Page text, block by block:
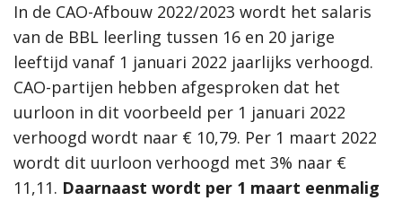
In de CAO-Afbouw 2022/2023 wordt het salaris
van de BBL leerling tussen 16 en 20 jarige
leeftijd vanaf 1 januari 2022 jaarlijks verhoogd.
CAO-partijen hebben afgesproken dat het
uurloon in dit voorbeeld per 1 januari 2022
verhoogd wordt naar € 10,79. Per 1 maart 2022
wordt dit uurloon verhoogd met 3% naar €
11,11. Daarnaast wordt per 1 maart eenmalig